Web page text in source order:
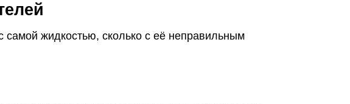
жидкостью, сколько с её неправильным